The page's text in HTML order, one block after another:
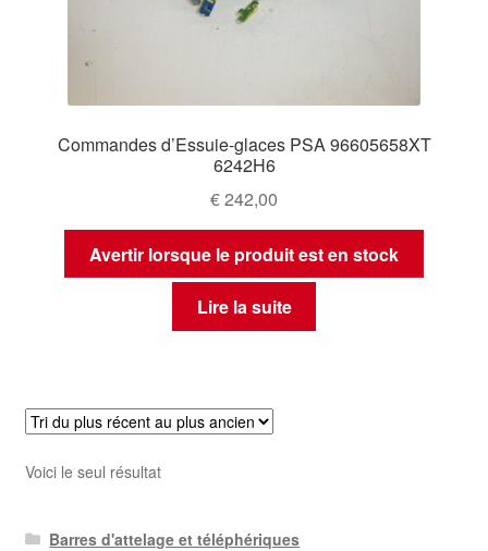
Commandes d’Essuie-glaces PSA 96605658XT
6242H6
€242,00
Avertir lorsque le produit est en stock
Lire la suite
Voici le seul résultat
Barres d'attelage et téléphériques